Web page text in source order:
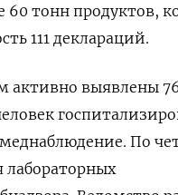
60 тонн продуктов,
111 деклараций.
активно выявлены
По
лабораторных